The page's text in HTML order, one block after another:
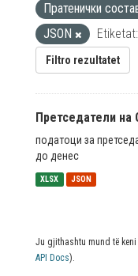
Пратенички
JSON
Etiketat:
Filtro rezultatet
Претседатели на
податоци за
до денес
XLSX JSON
Ju gjithashtu mund të
API Docs).